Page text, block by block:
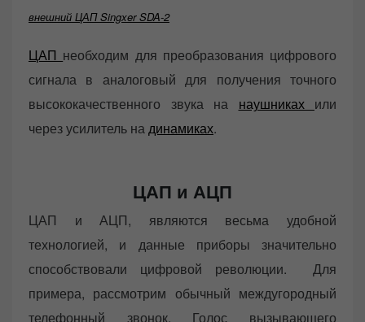
внешний ЦАП Singxer SDA-2
ЦАП необходим для преобразования цифрового
сигнала в аналоговый для получения точного
высококачественного звука на наушниках или
через усилитель надинамиках.
ЦАП и АЦП
ЦАП и АЦП, являются весьма удобной
технологией, и данные приборы значительно
способствовали цифровой революции. Для
примера, рассмотрим обычный междугородный
телефонный звонок. Голос вызывающего